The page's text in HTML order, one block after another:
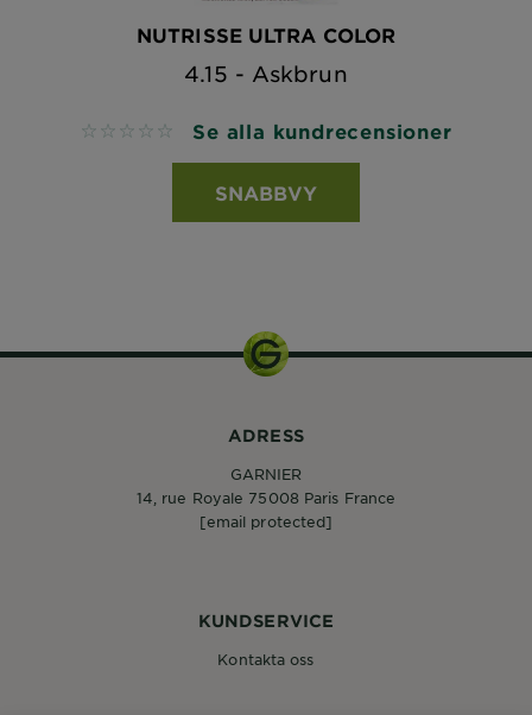
NUTRISSE ULTRA COLOR
4.15 - Askbrun
No reviews Se alla kundrecensioner
SNABBVY
KUNDSERVICE
Kontakta oss
ADRESS
GARNIER
14, rue Royale 75008 Paris France
[email protected]